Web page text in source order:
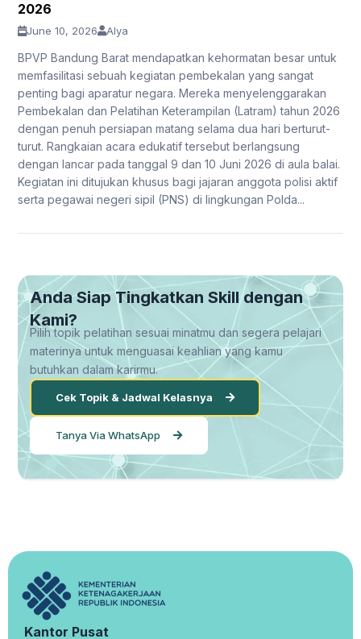
2026
June 10, 2026 Alya
BPVP Bandung Barat mendapatkan kehormatan besar untuk
memfasilitasi sebuah kegiatan pembekalan yang sangat
penting bagi aparatur negara. Mereka menyelenggarakan
Pembekalan dan Pelatihan Keterampilan (Latram) tahun 2026
dengan penuh persiapan matang selama dua hari berturut-
turut. Rangkaian acara edukatif tersebut berlangsung
dengan lancar pada tanggal 9 dan 10 Juni 2026 di aula balai.
Kegiatan ini ditujukan khusus bagi jajaran anggota polisi aktif
serta pegawai negeri sipil (PNS) di lingkungan Polda...
Anda Siap Tingkatkan Skill dengan
Kami?
Pilih topik pelatihan sesuai minatmu dan segera pelajari
materinya untuk menguasai keahlian yang kamu
butuhkan dalam karirmu.
Cek Topik & Jadwal Kelasnya
Tanya Via WhatsApp
Kantor Pusat